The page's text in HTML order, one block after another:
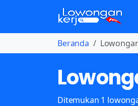
Beranda
Ditemukan 1